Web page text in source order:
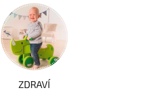
ZDRAVÍ